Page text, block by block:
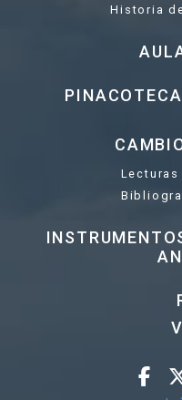
Historia
Lecturas